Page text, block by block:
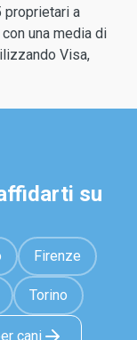
proprietari a
una media di
Visa,
su
Firenze
Torino
cani